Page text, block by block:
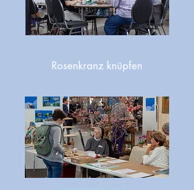
Rosenkranz knüpfen